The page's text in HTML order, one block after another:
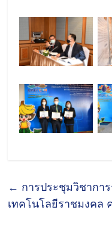
← การประชุมวิชากา
เทคโนโลยีราชมงคล